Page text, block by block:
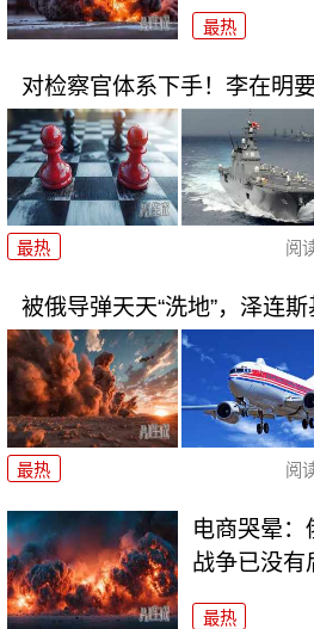
最热
对检察官体系下手！李在明
最热 阅
被俄导弹天天“洗地”，泽连斯
最热 阅
电商哭晕：
战争已没有
最热